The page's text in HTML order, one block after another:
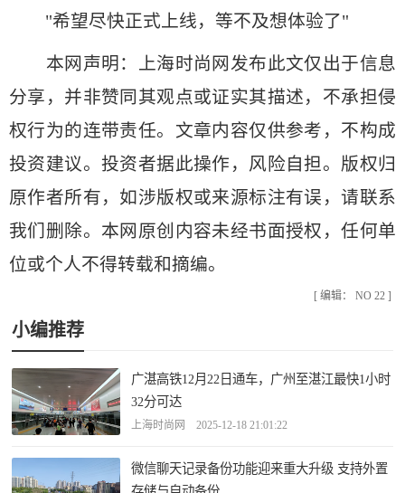
"希望尽快正式上线，等不及想体验了"
本网声明：上海时尚网发布此文仅出于信息
分享，并非赞同其观点或证实其描述，不承担侵
权行为的连带责任。文章内容仅供参考，不构成
投资建议。投资者据此操作，风险自担。版权归
原作者所有，如涉版权或来源标注有误，请联系
我们删除。本网原创内容未经书面授权，任何单
位或个人不得转载和摘编。
[ 编辑： NO 22 ]
小编推荐
广湛高铁12月22日通车，广州至湛江最快1小时
32分可达
上海时尚网 2025-12-18 21:01:22
微信聊天记录备份功能迎来重大升级 支持外置